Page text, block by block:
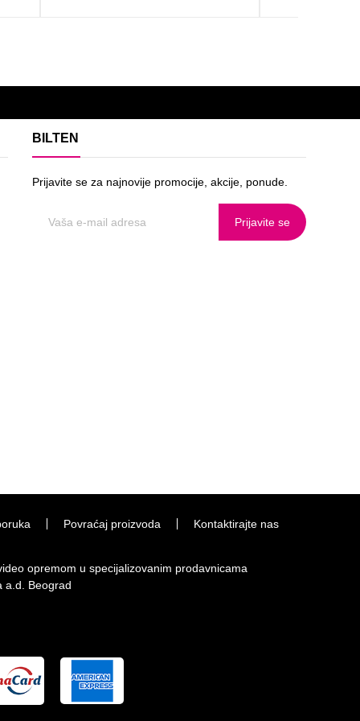
BILTEN
Prijavite se za najnovije promocije, akcije, ponude.
Prijavite se
Povraćaj proizvoda Kontaktirajte nas
opremom u specijalizovanim prodavnicama
a.d. Beograd